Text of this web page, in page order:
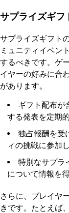
サプライズギフ
サプライズギフト
ミュニティイベン
するべきです。ゲ
イヤーの好みに合
があります。
ギフト配布が
する発表を定期
独占報酬を受
ィの挑戦に参加し
特別なサプラ
について情報を
さらに、プレイヤ
きです。たとえば